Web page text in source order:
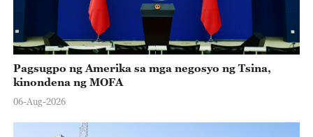
Pagsugpo ng Amerika sa mga negosyo ng Tsina,
kinondena ng MOFA
06-Aug-2026